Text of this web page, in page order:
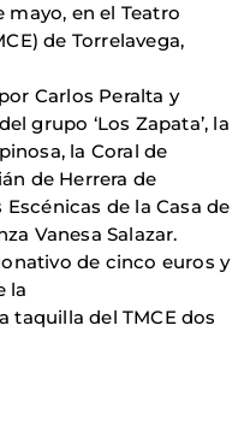
mayo, en el Teatro
de Torrelavega,
Carlos Peralta y
grupo ‘Los Zapata’, la
la Coral de
de Herrera de
de la Casa de
Vanesa Salazar.
de cinco euros y
la
taquilla del TMCE dos